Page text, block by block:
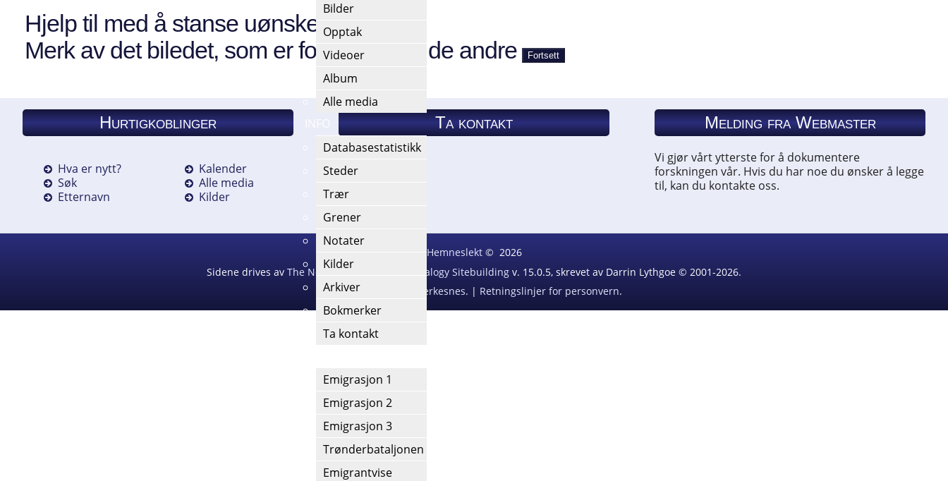
Bilder
Opptak
Videoer
Album
Alle media
Databasestatistikk
Steder
Trær
Grener
Notater
Kilder
Arkiver
Bokmerker
Ta kontakt
Emigrasjon 1
Emigrasjon 2
Emigrasjon 3
Trønderbataljonen
Emigrantvise
Hjelp til med å stanse uønsket e-post.
Merk av det biledet, som er forskjellig fra de andre
Hurtigkoblinger
Hva er nytt?
Søk
Etternavn
Kalender
Alle media
Kilder
Ta kontakt
Etternavnliste
Melding fra Webmaster
Vi gjør vårt ytterste for å dokumentere
forskningen vår. Hvis du har noe du ønsker å legge
til, kan du kontakte oss.
Hemneslekt© 2026
Sidene drives av The Next Generation of Genealogy Sitebuilding v. 15.0.5, skrevet av Darrin Lythgoe © 2001-2026.
Redigert av
Agnar Merkesnes. | Retningslinjer for personvern.